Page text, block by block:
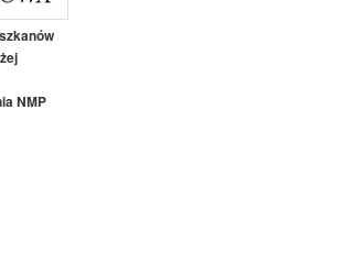
NMP